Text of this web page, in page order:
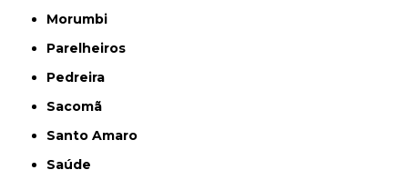
Morumbi
Parelheiros
Pedreira
Sacomã
Santo Amaro
Saúde